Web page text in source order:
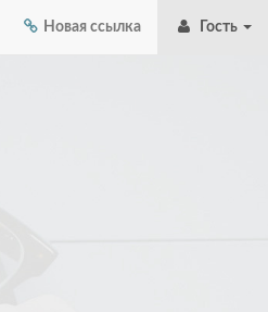
Новая ссылка Гость